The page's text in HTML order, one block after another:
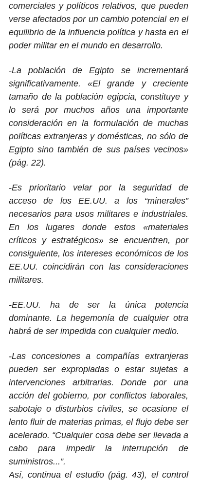
comerciales y políticos relativos, que pueden
verse afectados por un cambio potencial en el
equilibrio de la influencia política y hasta en el
poder militar en el mundo en desarrollo.
-La población de Egipto se incrementará
significativamente. «El grande y creciente
tamaño de la población egipcia, constituye y
lo será por muchos años una importante
consideración en la formulación de muchas
políticas extranjeras y domésticas, no sólo de
Egipto sino también de sus países vecinos»
(pág. 22).
-Es prioritario velar por la seguridad de
acceso de los EE.UU. a los “minerales”
necesarios para usos militares e industriales.
En los lugares donde estos «materiales
críticos y estratégicos» se encuentren, por
consiguiente, los intereses económicos de los
EE.UU. coincidirán con las consideraciones
militares.
-EE.UU. ha de ser la única potencia
dominante. La hegemonía de cualquier otra
habrá de ser impedida con cualquier medio.
-Las concesiones a compañías extranjeras
pueden ser expropiadas o estar sujetas a
intervenciones arbitrarias. Donde por una
acción del gobierno, por conflictos laborales,
sabotaje o disturbios cíviles, se ocasione el
lento fluir de materias primas, el flujo debe ser
acelerado. “Cualquier cosa debe ser llevada a
cabo para impedir la interrupción de
suministros...”.
Así, continua el estudio (pág. 43), el control